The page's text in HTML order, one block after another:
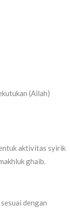
(Allah)
aktivitas syirik
ghaib.
dengan